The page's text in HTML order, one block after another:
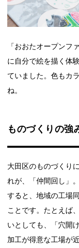
「おおたオープンフ
に自分で絵を描く体
ていました。色もカ
ね。
ものづくりの強
大田区のものづくり
れが、「仲間回し」
すると、地域の工場
ことです。たとえば
いとしても、「穴開
加工が得意な工場が